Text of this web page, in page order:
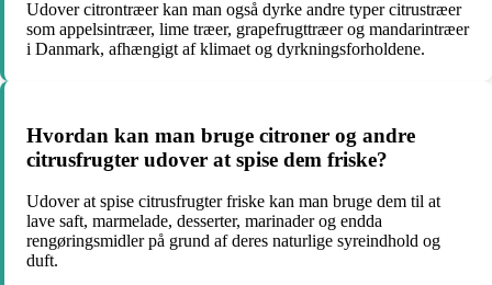
Udover citrontræer kan man også dyrke andre typer citrustræer
som appelsintræer, lime træer, grapefrugttræer og mandarintræer
i Danmark, afhængigt af klimaet og dyrkningsforholdene.
Hvordan kan man bruge citroner og andre
citrusfrugter udover at spise dem friske?
Udover at spise citrusfrugter friske kan man bruge dem til at
lave saft, marmelade, desserter, marinader og endda
rengøringsmidler på grund af deres naturlige syreindhold og
duft.